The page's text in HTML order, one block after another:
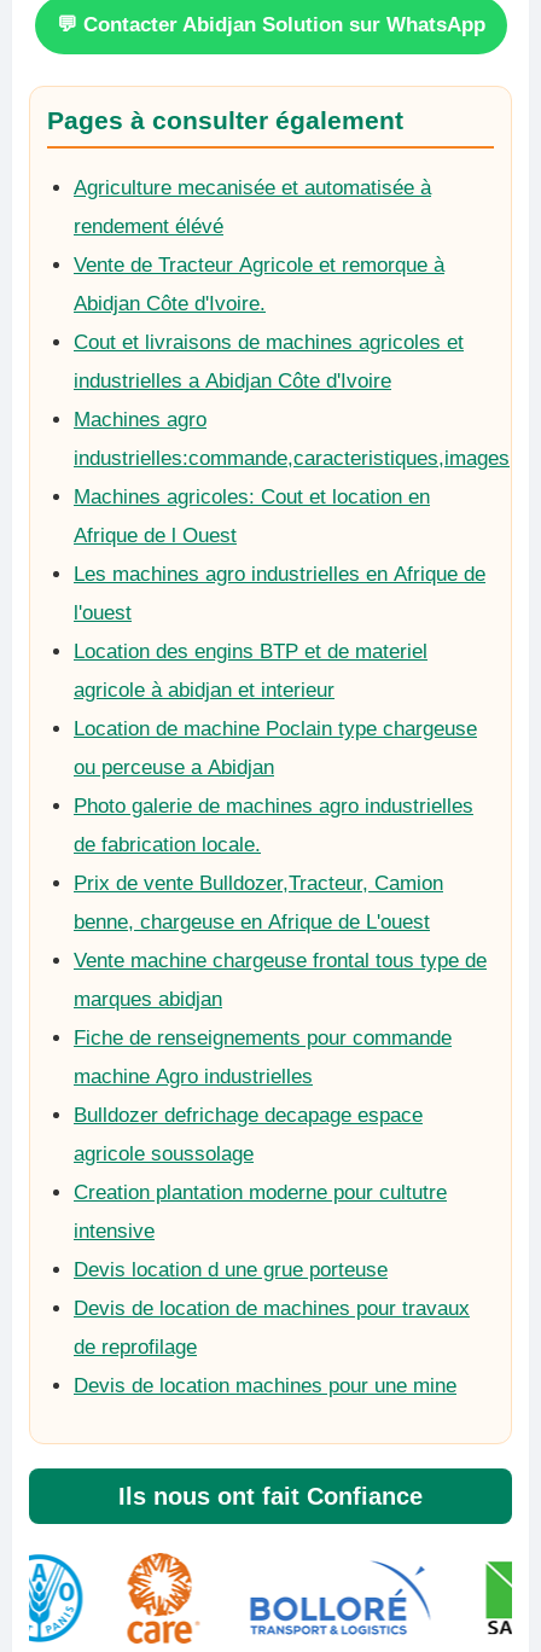
💬 Contacter Abidjan Solution sur WhatsApp
Pages à consulter également
Agriculture mecanisée et automatisée à
rendement élévé
Vente de Tracteur Agricole et remorque à
Abidjan Côte d'Ivoire.
Cout et livraisons de machines agricoles et
industrielles a Abidjan Côte d'Ivoire
Machines agro
industrielles:commande,caracteristiques,images
Machines agricoles: Cout et location en
Afrique de l Ouest
Les machines agro industrielles en Afrique de
l'ouest
Location des engins BTP et de materiel
agricole à abidjan et interieur
Location de machine Poclain type chargeuse
ou perceuse a Abidjan
Photo galerie de machines agro industrielles
de fabrication locale.
Prix de vente Bulldozer,Tracteur, Camion
benne, chargeuse en Afrique de L'ouest
Vente machine chargeuse frontal tous type de
marques abidjan
Fiche de renseignements pour commande
machine Agro industrielles
Bulldozer defrichage decapage espace
agricole soussolage
Creation plantation moderne pour cultutre
intensive
Devis location d une grue porteuse
Devis de location de machines pour travaux
de reprofilage
Devis de location machines pour une mine
Ils nous ont fait Confiance